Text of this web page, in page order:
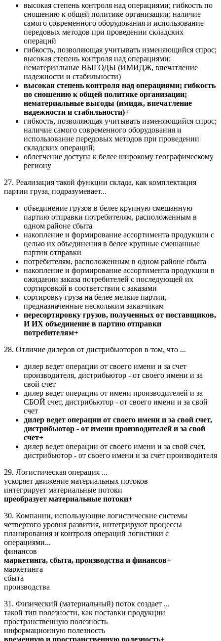
высокая степень контроля над операциями; гибкость по
сношению к общей политике организации; наличие
самого современного оборудования и использование
передовых методов при проведении складских
операций
гибкость, позволяющая учитывать изменяющийся спрос;
высокая степень контроля над операциями;
нематериальные ВЫГОДЫ (ИМИДЖ, впечатление
надежности и стабильности)
высокая степень контроля над операциями; гибкость
по сношению к общей политике организации;
нематериальные выгоды (имидж, впечатление
надежности и стабильности)+
гибкость, позволяющая учитывать изменяющийся спрос;
наличие самого современного оборудования и
использование передовых методов при проведении
складских операций;
облегчение доступа к белее широкому географическому
региону
27. Реализация такой функции склада, как комплектация
партии груза, подразумевает...
объединение грузов в белее крупную смешанную
партию отправки потребителям, расположенным в
одном районе сбыта
накопление и формирование ассортимента продукции с
целью их объединения в белее крупные смешанные
партии отправки
потребителям, расположенным в одном районе сбыта
накопление и формирование ассортимента продукции в
ожидании заказа потребителей с последующей их
сортировкой в соответствии с заказами
сортировку груза на белее мелкие партии,
предназначенные нескольким заказчикам
пересортировку грузов, полученных от поставщиков,
И ИХ объединение в партию отправки
потребителям+
28. Отличие дилеров от дистрибьюторов в том, что ...
дилер ведет операции от своего имени и за счет
производителя, дистрибьютор - от своего имени и за
свой счет
дилер ведет операции от имени производителей и за
СБОЙ счет, дистрибьютор - от своего имени и за свой
счет
дилер ведет операции от своего имени и за свой счет,
дистрибьютор - от имени производителей и за свой
счет+
дилер ведет операции от своего имени и за свой счет,
дистрибьютор - от своего имени и за счет производителя
29. Логистическая операция ...
ускоряет движение материальных потоков
интегрирует материальные потоки
преобразует материальные потоки+
30. Компании, использующие логистические системы
четвертого уровня развития, интегрируют процессы
планирования и контроля операций логистики с
операциями...
финансов
маркетинга, сбыта, производства и финансов+
маркетинга
сбыта
производства
31. Физический (материальный) поток создает ...
такой тип полезности, как поставки продукции
пространственную полезность
информационную полезность
временную и пространственную полезность+